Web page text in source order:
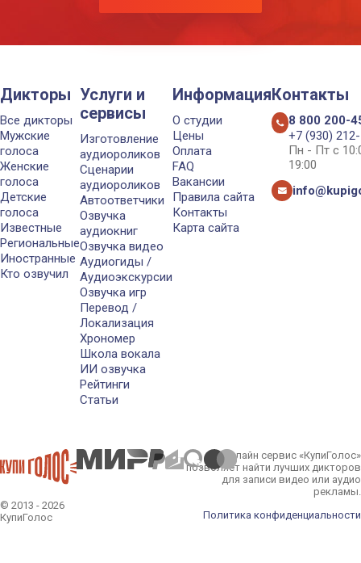
Дикторы
Все дикторы
Мужские
голоса
Женские
голоса
Детские
голоса
Известные
Региональные
Иностранные
Кто озвучил
Услуги и
сервисы
Изготовление
аудиороликов
Сценарии
аудиороликов
Автоответчики
Озвучка
аудиокниг
Озвучка видео
Аудиогиды /
Аудиоэкскурсии
Озвучка игр
Перевод /
Локализация
Хрономер
Школа вокала
ИИ озвучка
Рейтинги
Статьи
Информация
О студии
Цены
Оплата
FAQ
Вакансии
Правила сайта
Контакты
Карта сайта
Контакты
8 800 200-
+7 (930)
Пн - Пт с
19:00
© 2013 - 2026
КупиГолос
Онлайн сервис «КупиГолос»
позволяет найти лучших дикторов
для записи видео или аудио
рекламы.
Политика конфиденциальности